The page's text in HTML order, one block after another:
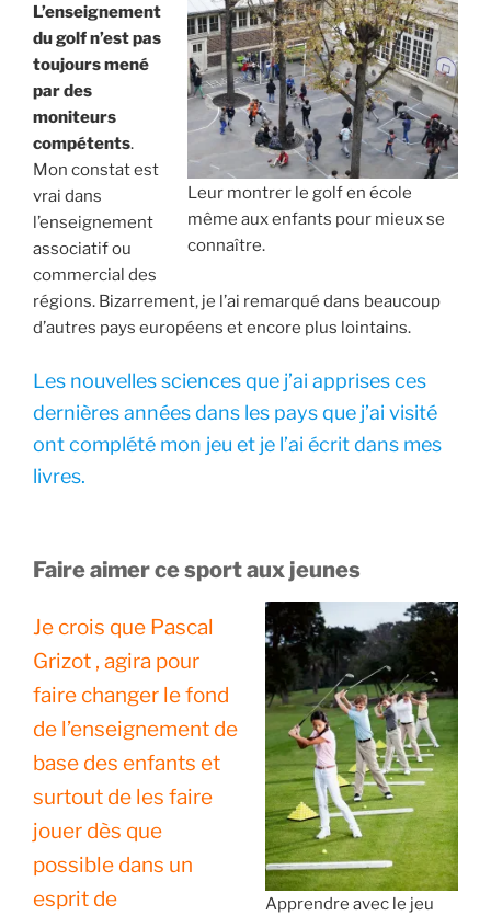
Leur montrer le golf en école
même aux enfants pour mieux se
connaître.
L’enseignement
du golf n’est pas
toujours mené
par des
moniteurs
compétents.
Mon constat est
vrai dans
l’enseignement
associatif ou
commercial des
régions. Bizarrement, je l’ai remarqué dans beaucoup
d’autres pays européens et encore plus lointains.
Les nouvelles sciences que j’ai apprises ces
dernières années dans les pays que j’ai visité
ont complété mon jeu et je l’ai écrit dans mes
livres.
Faire aimer ce sport aux jeunes
Apprendre avec le jeu
Je crois que Pascal
Grizot , agira pour
faire changer le fond
de l’enseignement de
base des enfants et
surtout de les faire
jouer dès que
possible dans un
esprit de